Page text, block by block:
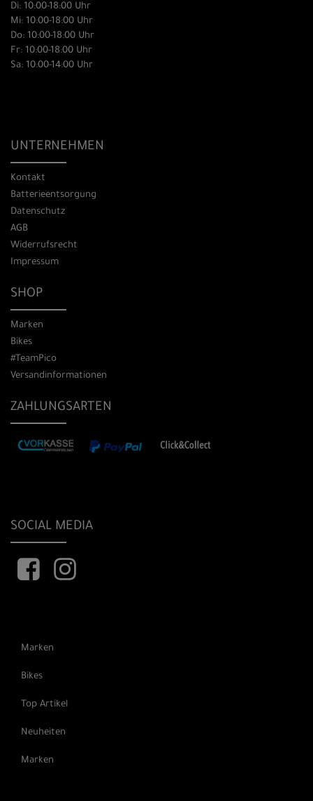
Di: 10:00-18:00 Uhr
Mi: 10:00-18:00 Uhr
Do: 10:00-18:00 Uhr
Fr: 10:00-18:00 Uhr
Sa: 10:00-14:00 Uhr
UNTERNEHMEN
Kontakt
Batterieentsorgung
Datenschutz
AGB
Widerrufsrecht
Impressum
SHOP
Marken
Bikes
#TeamPico
Versandinformationen
ZAHLUNGSARTEN
SOCIAL MEDIA
Marken
Bikes
Top Artikel
Neuheiten
Marken